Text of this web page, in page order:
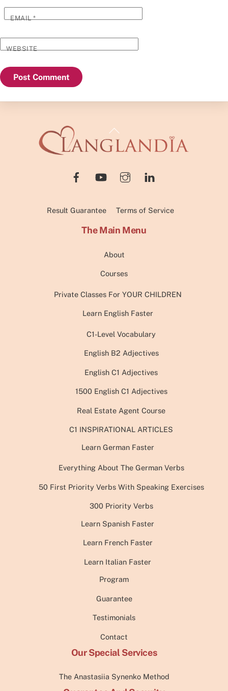
EMAIL*
WEBSITE
Back
To
Top
Result Guarantee Terms of Service
The Main Menu
About
Courses
Private Classes For YOUR CHILDREN
Learn English Faster
C1-Level Vocabulary
English B2 Adjectives
English C1 Adjectives
1500 English C1 Adjectives
Real Estate Agent Course
C1 INSPIRATIONAL ARTICLES
Learn German Faster
Everything About The German Verbs
50 First Priority Verbs With Speaking Exercises
300 Priority Verbs
Learn Spanish Faster
Learn French Faster
Learn Italian Faster
Program
Guarantee
Testimonials
Contact
Our Special Services
The Anastasiia Synenko Method